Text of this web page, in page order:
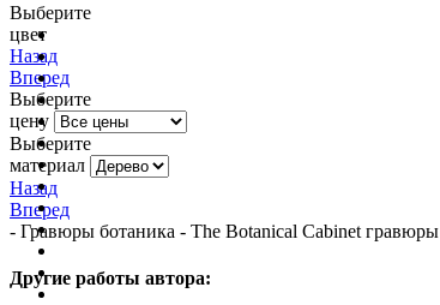
Выберите
цвет
Назад
Вперед
Выберите
цену
Выберите
материал
Назад
Вперед
- Гравюры ботаника - The Botanical Cabinet гравюры
Другие работы автора: